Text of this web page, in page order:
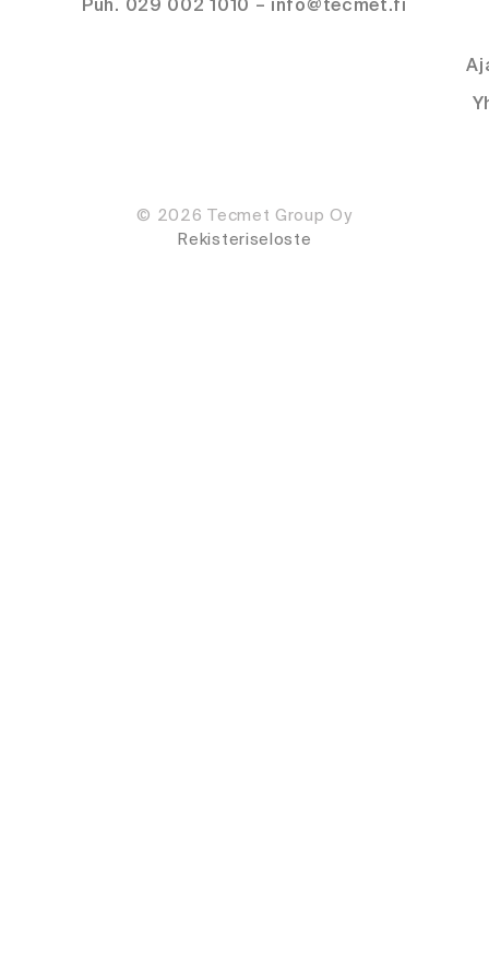
© 2026 Tecmet Group Oy
Rekisteriseloste